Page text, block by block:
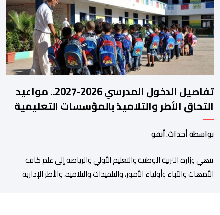
من طرف اللجنة التقنية التي واكبت كل […]
تفاصيل الدخول المدرسي 2026-2027.. مواعيد
التحاق الأطر والتلاميذ بالمؤسسات التعليمية
بواسطة أحداث. أنفو
تنھي وزارة التربیة الوطنیة والتعلیم الأولي والریاضة إلى علم كافة
الأمھات والآباء وأولیاء الأمور، والتلمیذات والتلامیذ، والأطر الإداریة